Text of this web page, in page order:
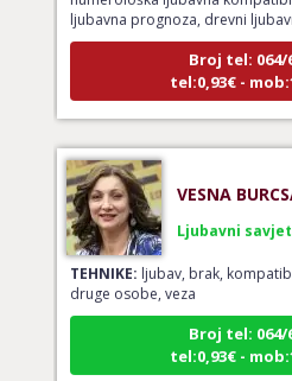
Broj tel: 064/
tel:0,93€ -
Ljubavni
TEHNIKE:ljubav, brak,
druge osobe, veza
Broj tel: 064/
tel:0,93€ -